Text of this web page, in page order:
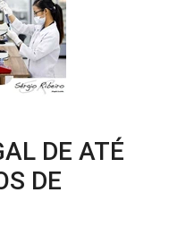
DE ATÉ
DE